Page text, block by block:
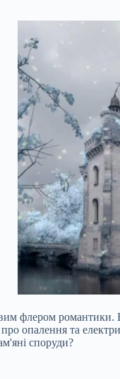
флером романтики.
опалення та
споруди?